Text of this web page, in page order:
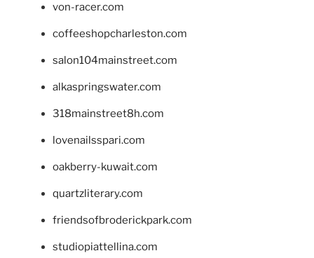
von-racer.com
coffeeshopcharleston.com
salon104mainstreet.com
alkaspringswater.com
318mainstreet8h.com
lovenailsspari.com
oakberry-kuwait.com
quartzliterary.com
friendsofbroderickpark.com
studiopiattellina.com